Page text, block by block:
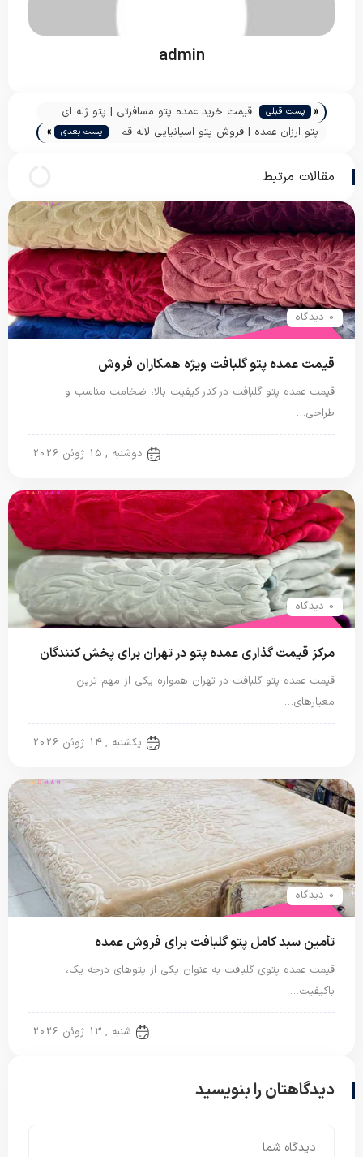
admin
« پست قبلی
قیمت خرید عمده پتو مسافرتی | پتو ژله ای
یک نفره نرمینه | پاندا
پتو ارزان عمده | فروش پتو اسپانیایی لاله قم
پست بعدی »
مقالات مرتبط
0 دیدگاه
قیمت عمده پتو گلبافت ویژه همکاران فروش
قیمت عمده پتو گلبافت در کنار کیفیت بالا، ضخامت مناسب و
طراحی…
دوشنبه , 15 ژوئن 2026
0 دیدگاه
مرکز قیمت گذاری عمده پتو در تهران برای پخش کنندگان
قیمت عمده پتو گلبافت در تهران همواره یکی از مهم ترین
معیارهای…
یکشنبه , 14 ژوئن 2026
0 دیدگاه
تأمین سبد کامل پتو گلبافت برای فروش عمده
قیمت عمده پتوی گلبافت به عنوان یکی از پتوهای درجه یک،
باکیفیت…
شنبه , 13 ژوئن 2026
دیدگاهتان را بنویسید